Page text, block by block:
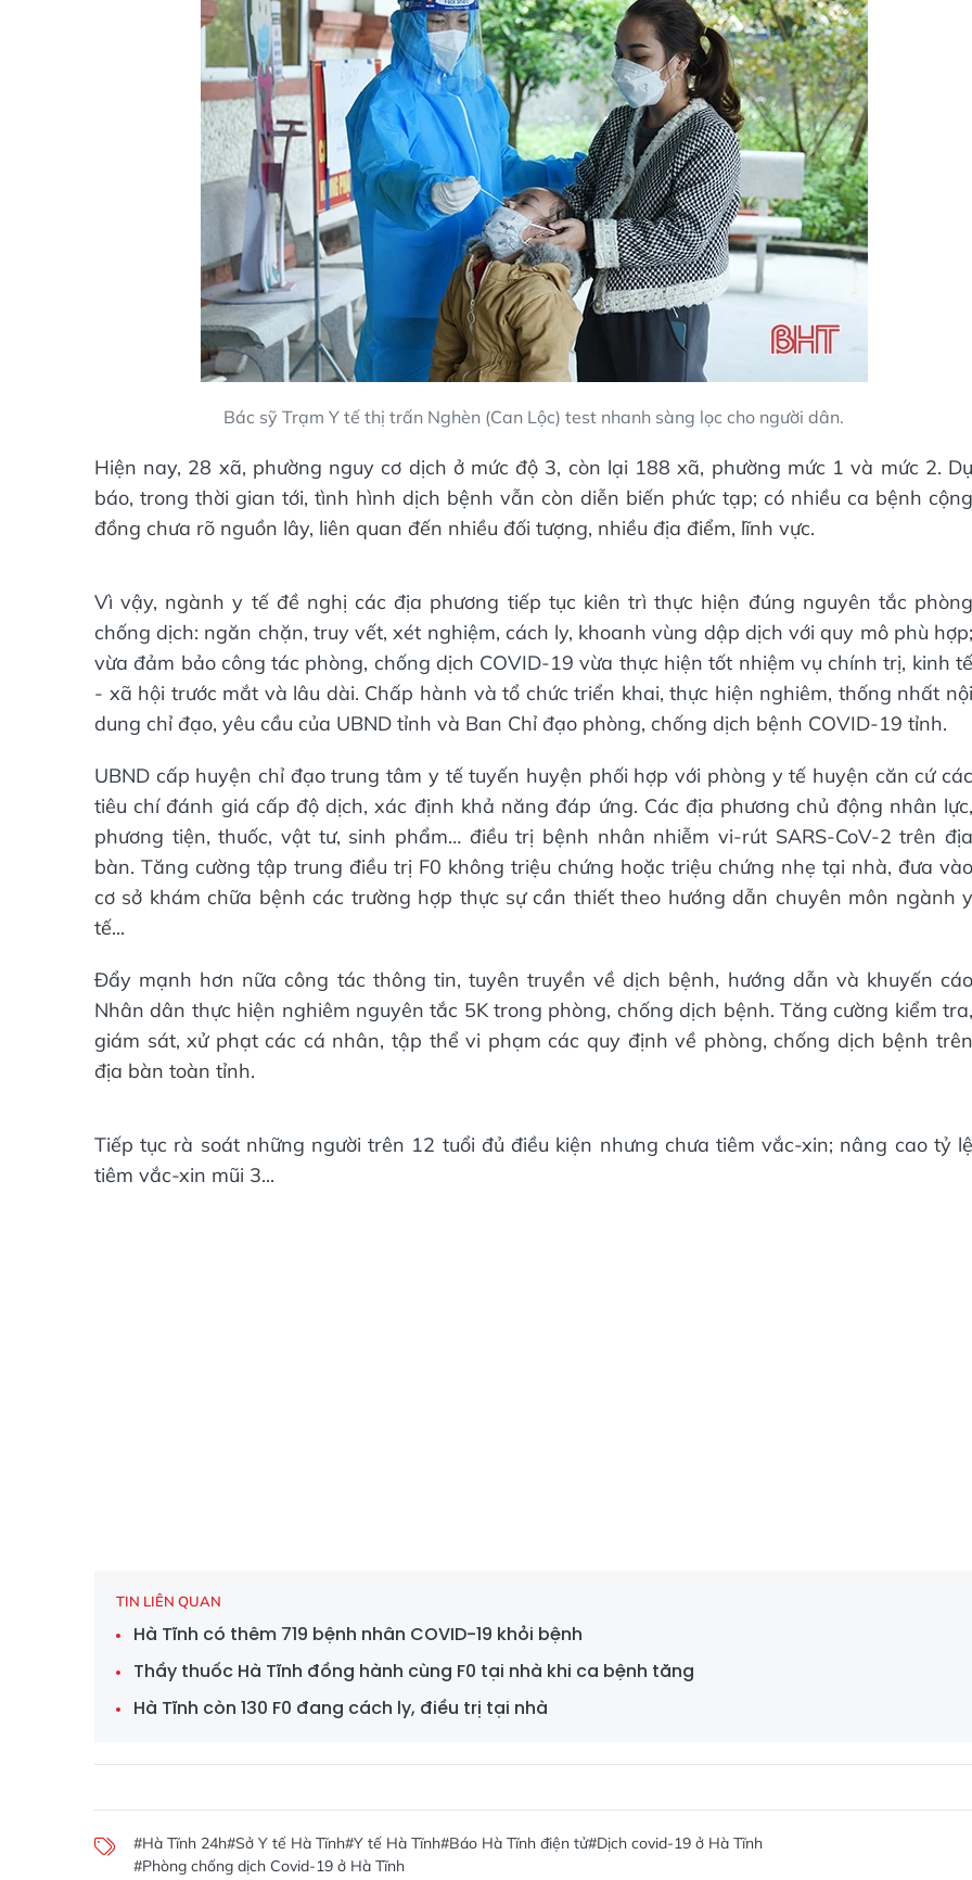
Bác sỹ Trạm Y tế thị trấn Nghèn (Can Lộc) test nhanh sàng lọc cho người dân.
Hiện nay, 28 xã, phường nguy cơ dịch ở mức độ 3, còn lại 188 xã, phường mức 1 và mức 2. Dự
báo, trong thời gian tới, tình hình dịch bệnh vẫn còn diễn biến phức tạp; có nhiều ca bệnh cộng
đồng chưa rõ nguồn lây, liên quan đến nhiều đối tượng, nhiều địa điểm, lĩnh vực.
Vì vậy, ngành y tế đề nghị các địa phương tiếp tục kiên trì thực hiện đúng nguyên tắc phòng
chống dịch: ngăn chặn, truy vết, xét nghiệm, cách ly, khoanh vùng dập dịch với quy mô phù hợp;
vừa đảm bảo công tác phòng, chống dịch COVID-19 vừa thực hiện tốt nhiệm vụ chính trị, kinh tế
- xã hội trước mắt và lâu dài. Chấp hành và tổ chức triển khai, thực hiện nghiêm, thống nhất nội
dung chỉ đạo, yêu cầu của UBND tỉnh và Ban Chỉ đạo phòng, chống dịch bệnh COVID-19 tỉnh.
UBND cấp huyện chỉ đạo trung tâm y tế tuyến huyện phối hợp với phòng y tế huyện căn cứ các
tiêu chí đánh giá cấp độ dịch, xác định khả năng đáp ứng. Các địa phương chủ động nhân lực,
phương tiện, thuốc, vật tư, sinh phẩm… điều trị bệnh nhân nhiễm vi-rút SARS-CoV-2 trên địa
bàn. Tăng cường tập trung điều trị F0 không triệu chứng hoặc triệu chứng nhẹ tại nhà, đưa vào
cơ sở khám chữa bệnh các trường hợp thực sự cần thiết theo hướng dẫn chuyên môn ngành y
tế...
Đẩy mạnh hơn nữa công tác thông tin, tuyên truyền về dịch bệnh, hướng dẫn và khuyến cáo
Nhân dân thực hiện nghiêm nguyên tắc 5K trong phòng, chống dịch bệnh. Tăng cường kiểm tra,
giám sát, xử phạt các cá nhân, tập thể vi phạm các quy định về phòng, chống dịch bệnh trên
địa bàn toàn tỉnh.
Tiếp tục rà soát những người trên 12 tuổi đủ điều kiện nhưng chưa tiêm vắc-xin; nâng cao tỷ lệ
tiêm vắc-xin mũi 3...
TIN LIÊN QUAN
Hà Tĩnh có thêm 719 bệnh nhân COVID-19 khỏi bệnh
Thầy thuốc Hà Tĩnh đồng hành cùng F0 tại nhà khi ca bệnh tăng
Hà Tĩnh còn 130 F0 đang cách ly, điều trị tại nhà
#Hà Tĩnh 24h#Sở Y tế Hà Tĩnh#Y tế Hà Tĩnh#Báo Hà Tĩnh điện tử#Dịch covid-19 ở Hà Tĩnh
#Phòng chống dịch Covid-19 ở Hà Tĩnh